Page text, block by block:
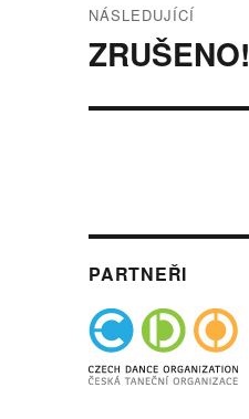
NÁSLEDUJÍCÍ
Následující
ZRUŠENO!
PARTNEŘI